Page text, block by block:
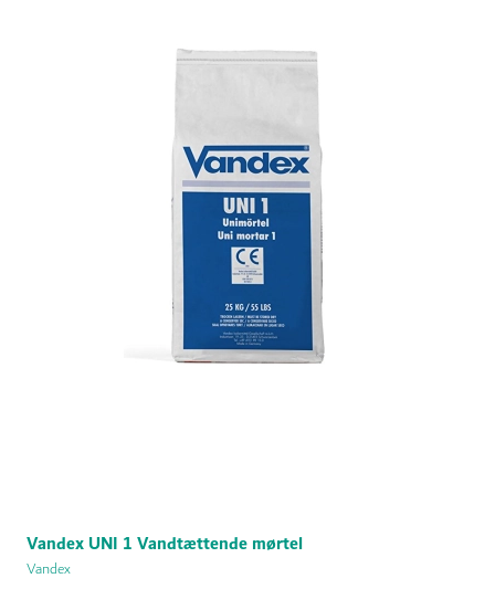
Vandex UNI 1 Vandtættende mørtel
Vandex